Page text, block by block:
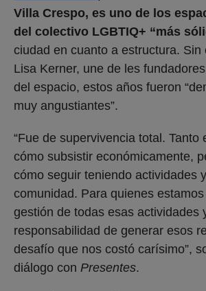
Villa Crespo, es uno de los
del colectivo LGBTIQ+ “más
ciudad en cuanto a estructura. Sin
Lisa Kerner, une de les
del espacio, estos años fueron
muy angustiantes”.
“Fue de supervivencia total. Tanto
cómo subsistir económicamente,
cómo seguir teniendo actividades
comunidad. Para quienes
gestión de todas esas actividades
responsabilidad de generar esos
desafío que nos costó carísimo”,
diálogo con Presentes.